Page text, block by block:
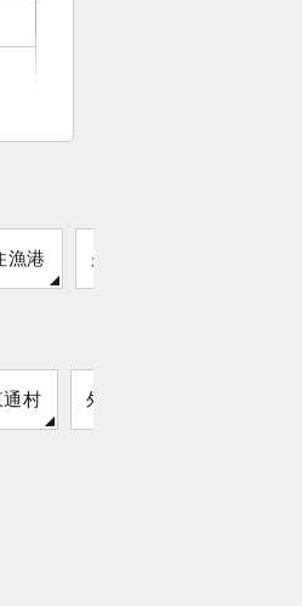
漁港 久原漁港
通村 外ヶ浜町